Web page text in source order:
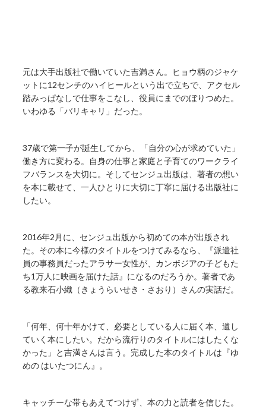
元は大手出版社で働いていた吉満さん。ヒョウ柄のジャケ
ットに12センチのハイヒールという出で立ちで、アクセル
踏みっぱなしで仕事をこなし、役員にまでのぼりつめた。
いわゆる「バリキャリ」だった。
37歳で第一子が誕生してから、「自分の心が求めていた」
働き方に変わる。自身の仕事と家庭と子育てのワークライ
フバランスを大切に。そしてセンジュ出版は、著者の想い
を本に載せて、一人ひとりに大切に丁寧に届ける出版社に
したい。
2016年2月に、センジュ出版から初めての本が出版され
た。その本に今様のタイトルをつけてみるなら、『派遣社
員の事務員だったアラサー女性が、カンボジアの子どもた
ち1万人に映画を届けた話』になるのだろうか。著者であ
る教来石小織（きょうらいせき・さおり）さんの実話だ。
「何年、何十年かけて、必要としている人に届く本、遺し
ていく本にしたい。だから流行りのタイトルにはしたくな
かった」と吉満さんは言う。完成した本のタイトルは『ゆ
めの はいたつにん』。
キャッチーな帯もあえてつけず、本の力と読者を信じた。